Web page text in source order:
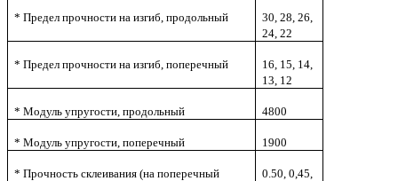
* Предел прочности на изгиб, продольный
30, 28, 26,
24, 22
* Предел прочности на изгиб, поперечный
16, 15, 14,
13, 12
* Модуль упругости, продольный 4800
* Модуль упругости, поперечный 1900
* Прочность склеивания (на поперечный
0.50, 0,45,